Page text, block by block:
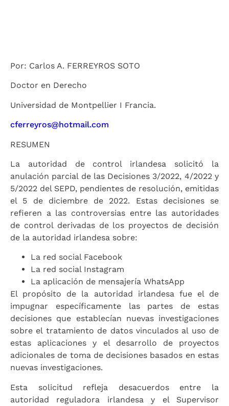
Por: Carlos A. FERREYROS SOTO
Doctor en Derecho
Universidad de Montpellier I Francia.
cferreyros@hotmail.com
RESUMEN
La autoridad de control irlandesa solicitó la
anulación parcial de las Decisiones 3/2022, 4/2022 y
5/2022 del SEPD, pendientes de resolución, emitidas
el 5 de diciembre de 2022. Estas decisiones se
refieren a las controversias entre las autoridades
de control derivadas de los proyectos de decisión
de la autoridad irlandesa sobre:
La red social Facebook
La red social Instagram
La aplicación de mensajería WhatsApp
El propósito de la autoridad irlandesa fue el de
impugnar específicamente las partes de estas
decisiones que establecían nuevas investigaciones
sobre el tratamiento de datos vinculados al uso de
estas aplicaciones y el desarrollo de proyectos
adicionales de toma de decisiones basados ​​en estas
nuevas investigaciones.
Esta solicitud refleja desacuerdos entre la
autoridad reguladora irlandesa y el Supervisor